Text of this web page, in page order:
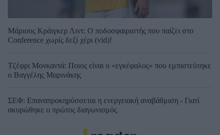
Μάριους Κράιγκερ Λιντ: Ο ποδοσφαιριστής που παίζει στο
Conference χωρίς δεξί χέρι (vid)!
Τζέφρι Μονκαντά: Ποιος είναι ο «εγκέφαλος» που εμπιστεύτηκε
ο Βαγγέλης Μαρινάκης
ΣΕΦ: Επαναπροκηρύσσεται η ενεργειακή αναβάθμιση - Γιατί
ακυρώθηκε ο πρώτος διαγωνισμός